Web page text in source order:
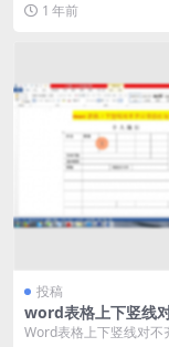
我们创建一篇文档...
1 年前
投稿
word表格上下竖线
么办?
Word表格上下竖线对不